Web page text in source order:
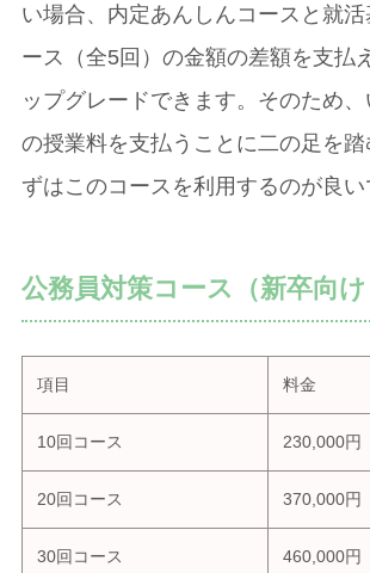
い場合、内定あんしんコースと就活
ース（全5回）の金額の差額を支払
ップグレードできます。そのため
の授業料を支払うことに二の足を踏
ずはこのコースを利用するのが良い
公務員対策コース（新卒向け
項目 料金
10回コース 230,000円
20回コース 370,000円
30回コース 460,000円